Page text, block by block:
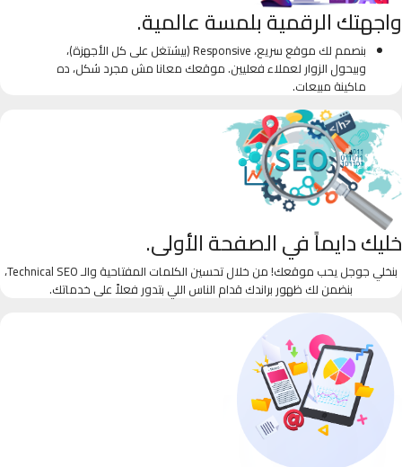
واجهتك الرقمية بلمسة عالمية.
بنصمم لك موقع سريع، Responsive (بيشتغل على كل الأجهزة)،
وبيحول الزوار لعملاء فعليين. موقعك معانا مش مجرد شكل، ده
ماكينة مبيعات.
خليك دايماً في الصفحة الأولى.
بنخلي جوجل يحب موقعك! من خلال تحسين الكلمات المفتاحية والـ Technical SEO،
بنضمن لك ظهور براندك قدام الناس اللي بتدور فعلاً على خدماتك.